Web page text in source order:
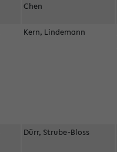
Chen
Kern, Lindemann
Dürr, Strube-Bloss